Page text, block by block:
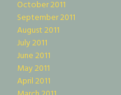
October 2011
September 2011
August 2011
July 2011
June 2011
May 2011
April 2011